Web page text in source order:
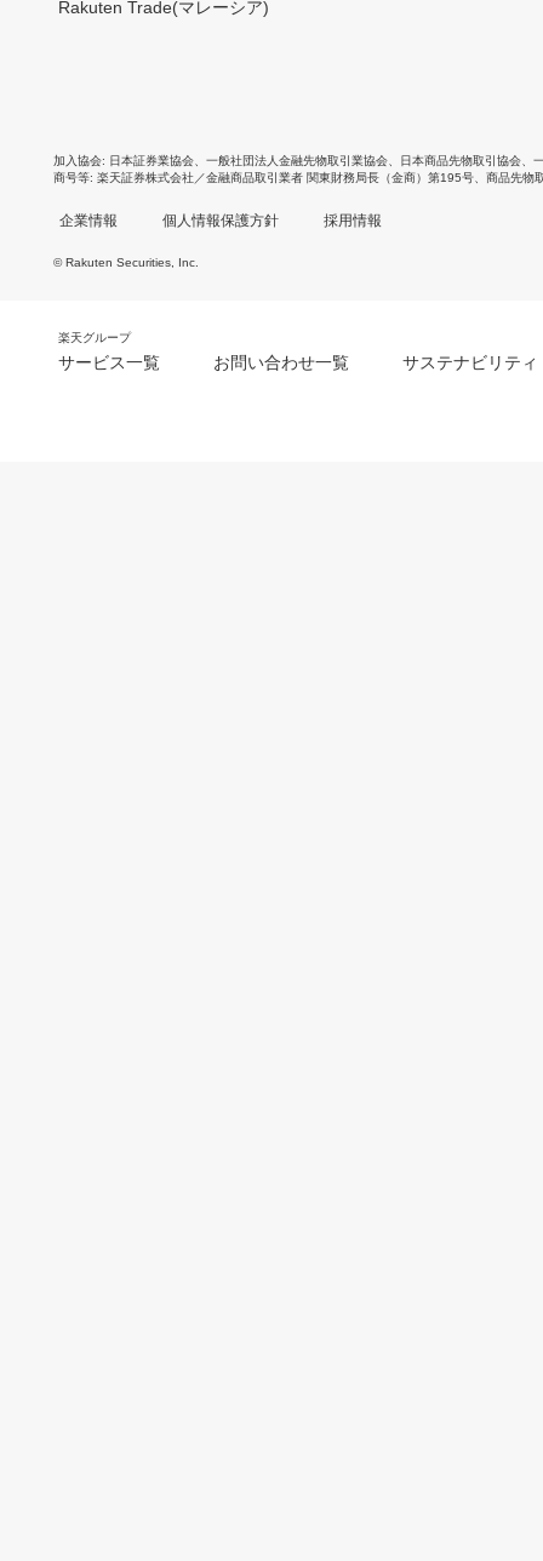
Rakuten Trade(マレーシア)
加入協会 日本証券業協会 一般社団法人金融先物取引業協会 日本商品先物取引協会
商号等 楽天証券株式会社／金融商品取引業者 関東財務局長（金商）第195号、商品先物
企業情報 個人情報保護方針 採用情報
© Rakuten Securities, Inc.
楽天グループ
サービス一覧 お問い合わせ一覧 サステナビリティ